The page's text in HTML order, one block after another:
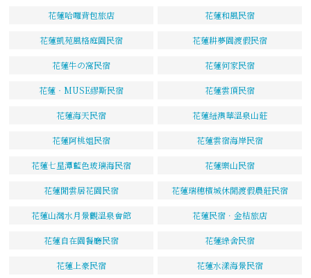
花蓮哈囉背包旅店 花蓮和風民宿
花蓮凱苑風格庭園民宿 花蓮耕夢園渡假民宿
花蓮牛の窩民宿 花蓮何家民宿
花蓮‧MUSE繆斯民宿 花蓮雲頂民宿
花蓮海天民宿 花蓮紐澳華溫泉山莊
花蓮阿桃姐民宿 花蓮雲宿海岸民宿
花蓮七星潭藍色玻璃海民宿 花蓮樂山民宿
花蓮閒雲居花園民宿 花蓮瑞穗檳城休閒渡假農莊民宿
花蓮山灣水月景觀溫泉會館 花蓮民宿．金桔旅店
花蓮自在園餐廳民宿 花蓮綠舍民宿
花蓮上豪民宿 花蓮水漾海景民宿